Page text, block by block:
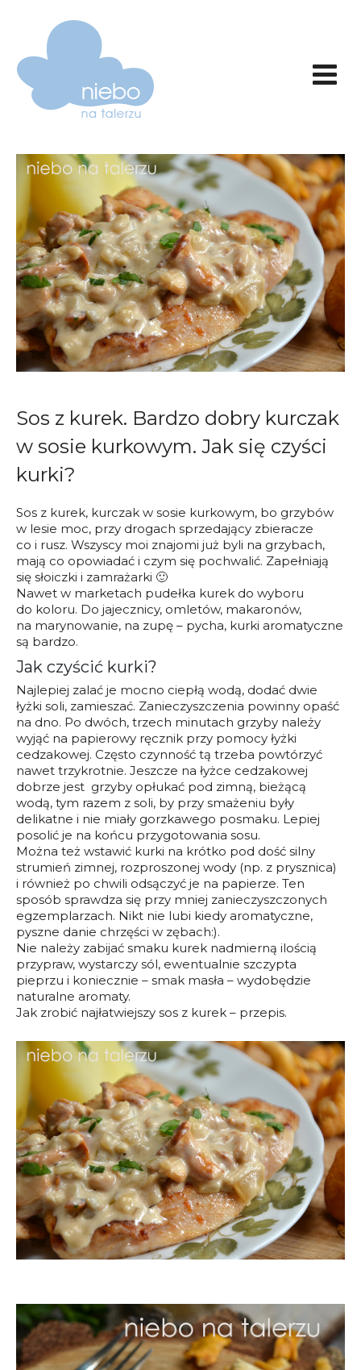
Sos z kurek. Bardzo dobry kurczak
w sosie kurkowym. Jak się czyści
kurki?
Sos z kurek, kurczak w sosie kurkowym, bo grzybów
w lesie moc, przy drogach sprzedający zbieracze
co i rusz. Wszyscy moi znajomi już byli na grzybach,
mają co opowiadać i czym się pochwalić. Zapełniają
się słoiczki i zamrażarki 🙂
Nawet w marketach pudełka kurek do wyboru
do koloru. Do jajecznicy, omletów, makaronów,
na marynowanie, na zupę – pycha, kurki aromatyczne
są bardzo.
Jak czyścić kurki?
Najlepiej zalać je mocno ciepłą wodą, dodać dwie
łyżki soli, zamieszać. Zanieczyszczenia powinny opaść
na dno. Po dwóch, trzech minutach grzyby należy
wyjąć na papierowy ręcznik przy pomocy łyżki
cedzakowej. Często czynność tą trzeba powtórzyć
nawet trzykrotnie. Jeszcze na łyżce cedzakowej
dobrze jest grzyby opłukać pod zimną, bieżącą
wodą, tym razem z soli, by przy smażeniu były
delikatne i nie miały gorzkawego posmaku. Lepiej
posolić je na końcu przygotowania sosu.
Można też wstawić kurki na krótko pod dość silny
strumień zimnej, rozproszonej wody (np. z prysznica)
i również po chwili odsączyć je na papierze. Ten
sposób sprawdza się przy mniej zanieczyszczonych
egzemplarzach. Nikt nie lubi kiedy aromatyczne,
pyszne danie chrzęści w zębach:).
Nie należy zabijać smaku kurek nadmierną ilością
przypraw, wystarczy sól, ewentualnie szczypta
pieprzu i koniecznie – smak masła – wydobędzie
naturalne aromaty.
Jak zrobić najłatwiejszy sos z kurek – przepis.